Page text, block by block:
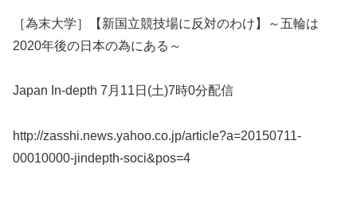
［為末大学］【新国立競技場に反対のわけ】～五輪は
2020年後の日本の為にある～
Japan In-depth 7月11日(土)7時0分配信
http://zasshi.news.yahoo.co.jp/article?a=20150711-
00010000-jindepth-soci&pos=4